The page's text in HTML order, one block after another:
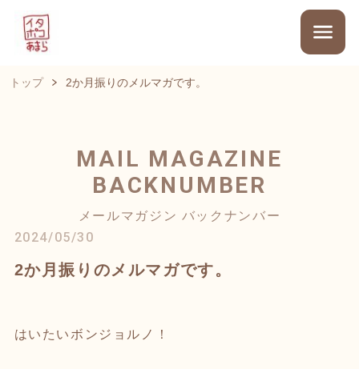
トップ 2か月振りのメルマガです。
MAIL MAGAZINE
BACKNUMBER
メールマガジン バックナンバー
2024/05/30
2か月振りのメルマガです。
はいたいボンジョルノ！